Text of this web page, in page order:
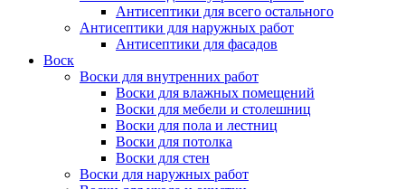
Антисептики для всего остального
Антисептики для наружных работ
Антисептики для фасадов
Воск
Воски для внутренних работ
Воски для влажных помещений
Воски для мебели и столешниц
Воски для пола и лестниц
Воски для потолка
Воски для стен
Воски для наружных работ